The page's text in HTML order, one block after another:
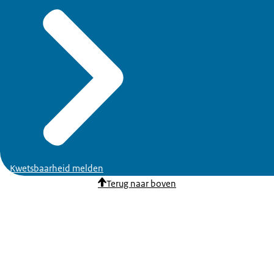
Kwetsbaarheid melden
Terug naar boven